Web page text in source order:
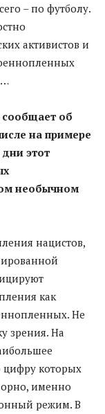
– по футболу.
активистов и
сообщает об
на примере
этот
необычном
нацистов,
как
Не
зрения. На
цифру которых
именно
режим. В